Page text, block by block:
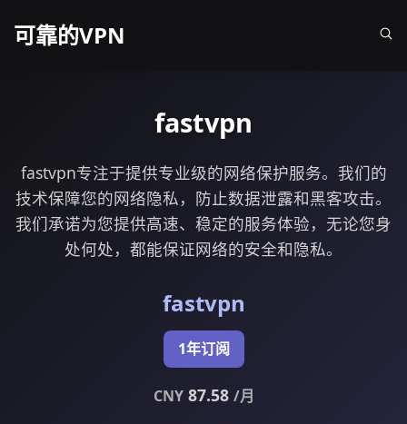
可靠的VPN
fastvpn
fastvpn专注于提供专业级的网络保护服务。我们的
技术保障您的网络隐私，防止数据泄露和黑客攻击。
我们承诺为您提供高速、稳定的服务体验，无论您身
处何处，都能保证网络的安全和隐私。
fastvpn
1年订阅
CNY87.58 /月